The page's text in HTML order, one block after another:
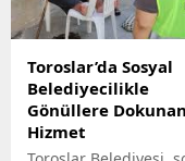
Toroslar’da Sosyal
Belediyecilikle
Gönüllere Dokunan
Hizmet